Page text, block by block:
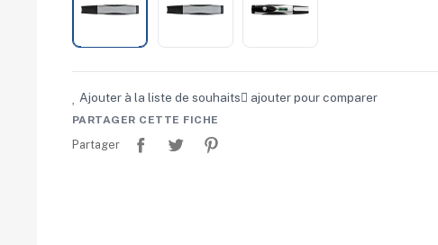
Ajouter à la liste de souhaits ajouter pour comparer
PARTAGER CETTE FICHE
Partager